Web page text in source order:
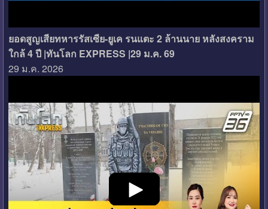
ยอดสูญเสียทหารรัสเซีย-ยูเค รนแตะ 2 ล้านนาย หลังสงคราม
ใกล้ 4 ปี |ทันโลก EXPRESS |29 ม.ค. 69
29 ม.ค. 2026